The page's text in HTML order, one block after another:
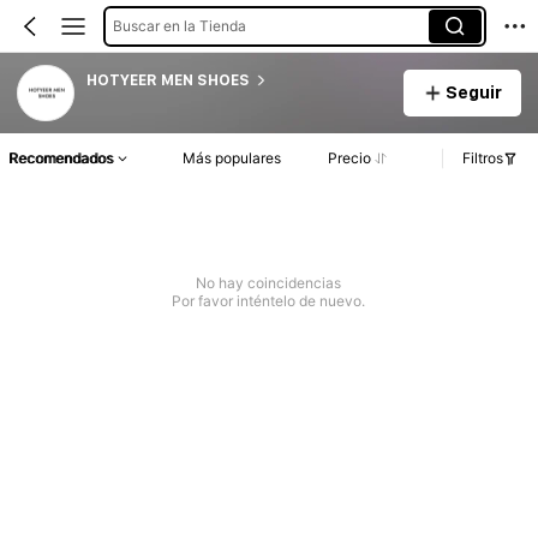
Buscar en la Tienda
HOTYEER MEN SHOES
Seguir
Recomendados Más populares Precio Filtros
No hay coincidencias
Por favor inténtelo de nuevo.